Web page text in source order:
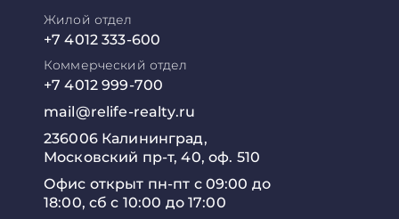
Жилой отдел
+7 4012 333-600
Коммерческий отдел
+7 4012 999-700
mail@relife-realty.ru
236006 Калининград,
Московский пр-т, 40, оф. 510
Офис открыт пн-пт с 09:00 до
18:00, сб с 10:00 до 17:00